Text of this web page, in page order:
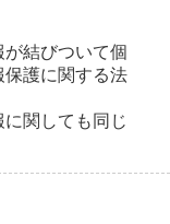
結びついて個
保護に関する法
関しても同じ